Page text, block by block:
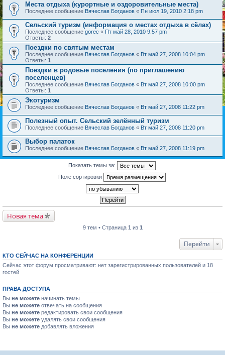
Места отдыха (курортные и оздоровительные места)
Последнее сообщение Вячеслав Богданов « Пн июл 19, 2010 2:18 pm
Сельский туризм (информация о местах отдыха в сёлах)
Последнее сообщение gorec « Пт май 28, 2010 9:57 pm
Ответы: 2
Поездки по святым местам
Последнее сообщение Вячеслав Богданов « Вт май 27, 2008 10:04 pm
Ответы: 1
Поездки в родовые поселения (по приглашению
поселенцев)
Последнее сообщение Вячеслав Богданов « Вт май 27, 2008 10:00 pm
Ответы: 1
Экотуризм
Последнее сообщение Вячеслав Богданов « Вт май 27, 2008 11:22 pm
Полезный опыт. Сельский зелённый туризм
Последнее сообщение Вячеслав Богданов « Вт май 27, 2008 11:20 pm
Выбор палаток
Последнее сообщение Вячеслав Богданов « Вт май 27, 2008 11:19 pm
Показать темы за:
Поле сортировки
Новая тема
9 тем • Страница 1 из 1
Перейти
КТО СЕЙЧАС НА КОНФЕРЕНЦИИ
Сейчас этот форум просматривают: нет зарегистрированных пользователей и 18
гостей
ПРАВА ДОСТУПА
Вы не можете начинать темы
Вы не можете отвечать на сообщения
Вы не можете редактировать свои сообщения
Вы не можете удалять свои сообщения
Вы не можете добавлять вложения